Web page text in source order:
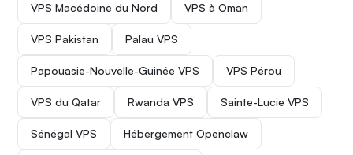
VPS Macédoine du Nord VPS à Oman
VPS Pakistan Palau VPS
Papouasie-Nouvelle-Guinée VPS VPS Pérou
VPS du Qatar Rwanda VPS Sainte-Lucie VPS
Sénégal VPS Hébergement Openclaw